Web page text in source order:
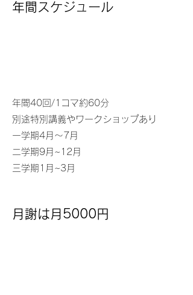
​年間スケジュール
年間40回/1コマ約60分
別途特別講義やワークショップあり
一学期4月〜7月
二学期9月~12月
三学期1月~3月
月謝は月5000円